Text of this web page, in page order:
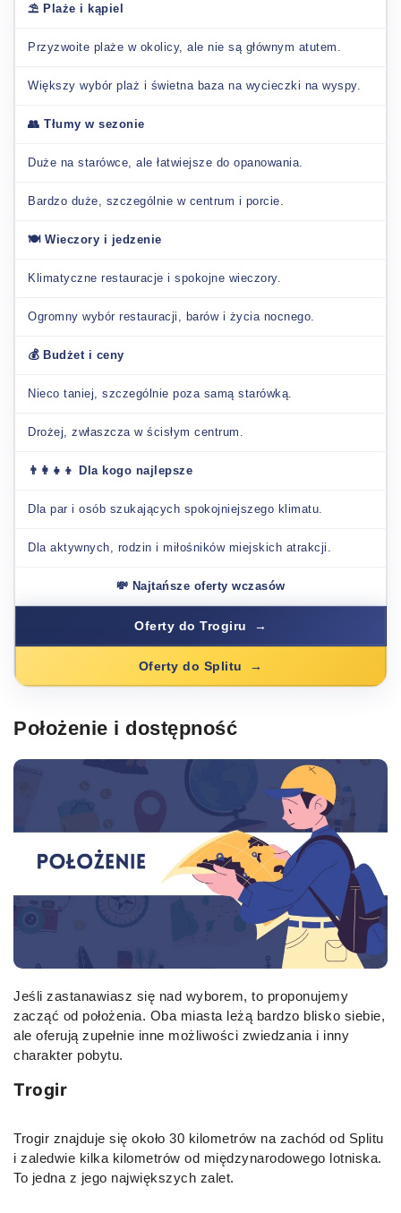
⛱️ Plaże i kąpiel
Przyzwoite plaże w okolicy, ale nie są głównym atutem.
Większy wybór plaż i świetna baza na wycieczki na wyspy.
👥 Tłumy w sezonie
Duże na starówce, ale łatwiejsze do opanowania.
Bardzo duże, szczególnie w centrum i porcie.
🍽️ Wieczory i jedzenie
Klimatyczne restauracje i spokojne wieczory.
Ogromny wybór restauracji, barów i życia nocnego.
💰 Budżet i ceny
Nieco taniej, szczególnie poza samą starówką.
Drożej, zwłaszcza w ścisłym centrum.
👨‍👩‍👧‍👦 Dla kogo najlepsze
Dla par i osób szukających spokojniejszego klimatu.
Dla aktywnych, rodzin i miłośników miejskich atrakcji.
💸 Najtańsze oferty wczasów
Oferty do Trogiru
Oferty do Splitu
Położenie i dostępność
Jeśli zastanawiasz się nad wyborem, to proponujemy
zacząć od położenia. Oba miasta leżą bardzo blisko siebie,
ale oferują zupełnie inne możliwości zwiedzania i inny
charakter pobytu.
Trogir
Trogir znajduje się około 30 kilometrów na zachód od Splitu
i zaledwie kilka kilometrów od międzynarodowego lotniska.
To jedna z jego największych zalet.